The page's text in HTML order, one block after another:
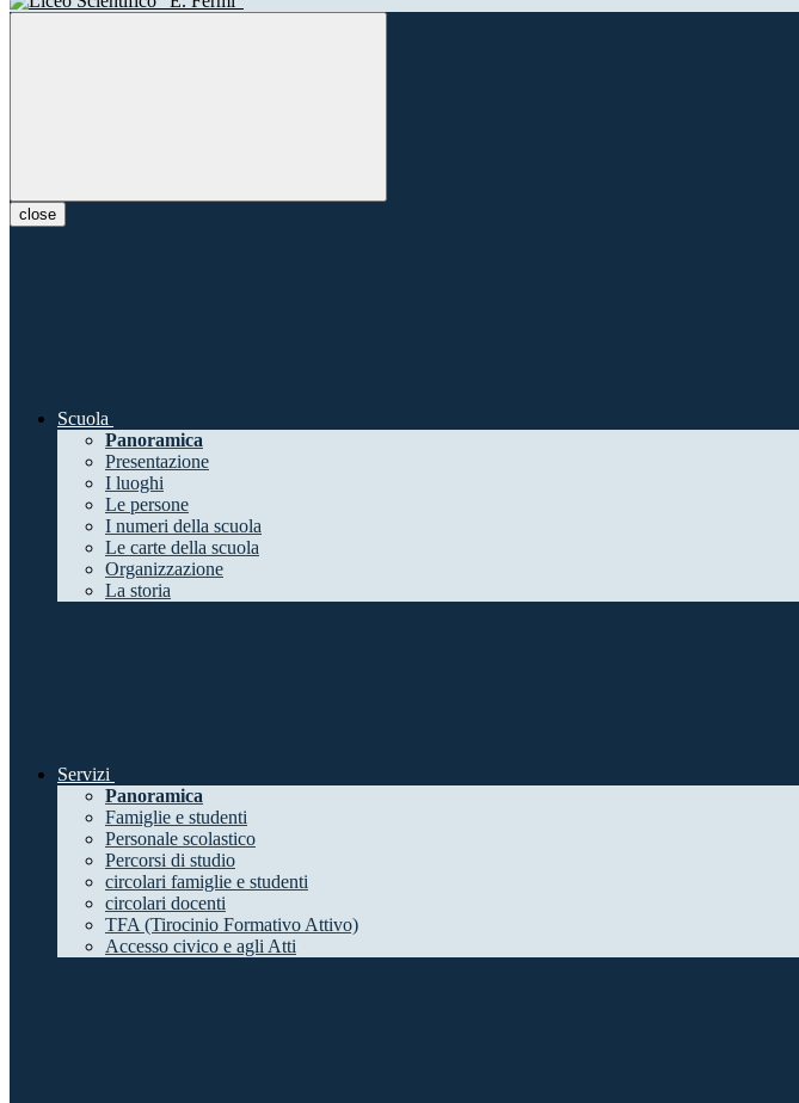
close
Scuola
Panoramica
Presentazione
I luoghi
Le persone
I numeri della scuola
Le carte della scuola
Organizzazione
La storia
Servizi
Panoramica
Famiglie e studenti
Personale scolastico
Percorsi di studio
circolari famiglie e studenti
circolari docenti
TFA (Tirocinio Formativo Attivo)
Accesso civico e agli Atti